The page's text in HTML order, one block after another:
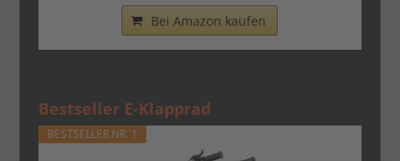
Bei Amazon kaufen
Bestseller E-Klapprad
BESTSELLER NR. 1